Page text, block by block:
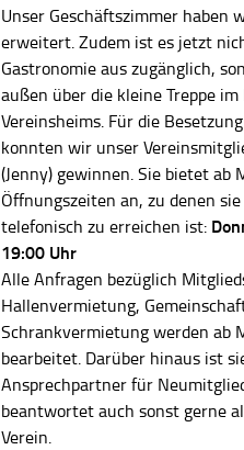
Unser Geschäftszimmer haben
erweitert. Zudem ist es jetzt
Gastronomie aus zugänglich,
außen über die kleine Treppe
Vereinsheims. Für die
konnten wir unser
(Jenny) gewinnen. Sie bietet ab
Öffnungszeiten an, zu denen
telefonisch zu erreichen ist:
19:00 Uhr
Alle Anfragen bezüglich
Hallenvermietung,
Schrankvermietung werden ab
bearbeitet. Darüber hinaus ist
Ansprechpartner für
beantwortet auch sonst gerne
Verein.